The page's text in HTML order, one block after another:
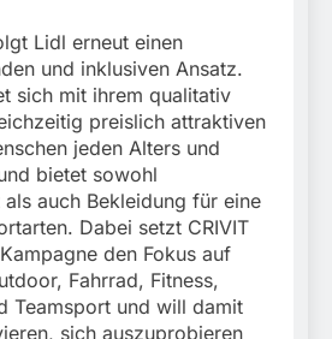
Lidl erneut einen
und inklusiven Ansatz.
sich mit ihrem qualitativ
preislich attraktiven
jeden Alters und
bietet sowohl
auch Bekleidung für eine
Dabei setzt CRIVIT
den Fokus auf
Fahrrad, Fitness,
Teamsport und will damit
sich auszuprobieren